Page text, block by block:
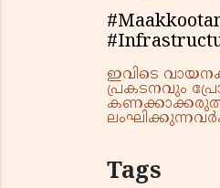
ഇവിടെ
പ്രകടനവും
കണക്കാക്കരുത്.
Tags